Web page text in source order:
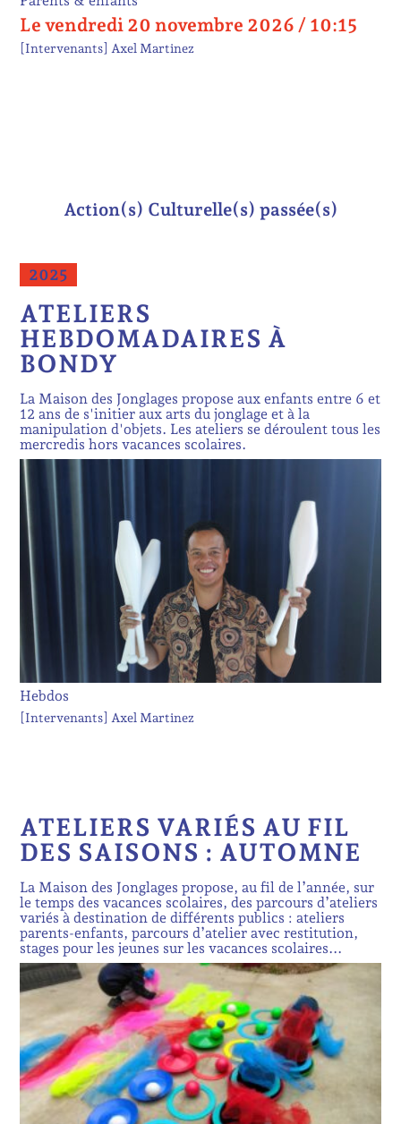
Le vendredi 20 novembre 2026 / 10:15
[Intervenants] Axel Martinez
Action(s) Culturelle(s) passée(s)
2025
ATELIERS
HEBDOMADAIRES À
BONDY
La Maison des Jonglages propose aux enfants entre 6 et
12 ans de s'initier aux arts du jonglage et à la
manipulation d'objets. Les ateliers se déroulent tous les
mercredis hors vacances scolaires.
Hebdos
[Intervenants] Axel Martinez
ATELIERS VARIÉS AU FIL
DES SAISONS : AUTOMNE
La Maison des Jonglages propose, au fil de l’année, sur
le temps des vacances scolaires, des parcours d’ateliers
variés à destination de différents publics : ateliers
parents-enfants, parcours d’atelier avec restitution,
stages pour les jeunes sur les vacances scolaires...